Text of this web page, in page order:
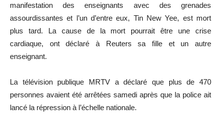
manifestation des enseignants avec des grenades
assourdissantes et l’un d’entre eux, Tin New Yee, est mort
plus tard. La cause de la mort pourrait être une crise
cardiaque, ont déclaré à Reuters sa fille et un autre
enseignant.
La télévision publique MRTV a déclaré que plus de 470
personnes avaient été arrêtées samedi après que la police ait
lancé la répression à l’échelle nationale.